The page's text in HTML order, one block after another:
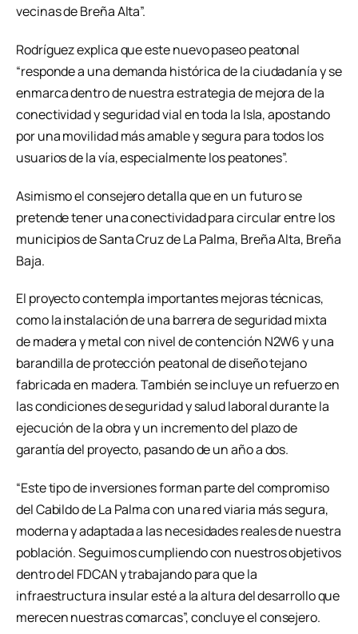
vecinas de Breña Alta”.
Rodríguez explica que este nuevo paseo peatonal
“responde a una demanda histórica de la ciudadanía y se
enmarca dentro de nuestra estrategia de mejora de la
conectividad y seguridad vial en toda la Isla, apostando
por una movilidad más amable y segura para todos los
usuarios de la vía, especialmente los peatones”.
Asimismo el consejero detalla que en un futuro se
pretende tener una conectividad para circular entre los
municipios de Santa Cruz de La Palma, Breña Alta, Breña
Baja.
El proyecto contempla importantes mejoras técnicas,
como la instalación de una barrera de seguridad mixta
de madera y metal con nivel de contención N2W6 y una
barandilla de protección peatonal de diseño tejano
fabricada en madera. También se incluye un refuerzo en
las condiciones de seguridad y salud laboral durante la
ejecución de la obra y un incremento del plazo de
garantía del proyecto, pasando de un año a dos.
“Este tipo de inversiones forman parte del compromiso
del Cabildo de La Palma con una red viaria más segura,
moderna y adaptada a las necesidades reales de nuestra
población. Seguimos cumpliendo con nuestros objetivos
dentro del FDCAN y trabajando para que la
infraestructura insular esté a la altura del desarrollo que
merecen nuestras comarcas”, concluye el consejero.